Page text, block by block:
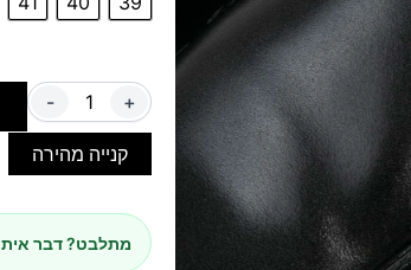
- +
קנייה מהירה
מתלבט? דבר